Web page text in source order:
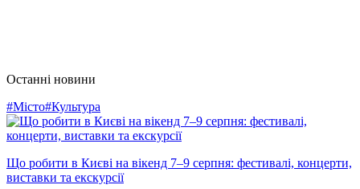
Останні новини
#Місто#Культура
Що робити в Києві на вікенд 7–9 серпня: фестивалі, концерти,
виставки та екскурсії